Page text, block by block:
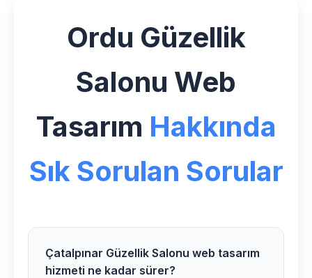
Ordu Güzellik
Salonu Web
Tasarım Hakkında
Sık Sorulan Sorular
Çatalpınar Güzellik Salonu web tasarım
hizmeti ne kadar sürer?